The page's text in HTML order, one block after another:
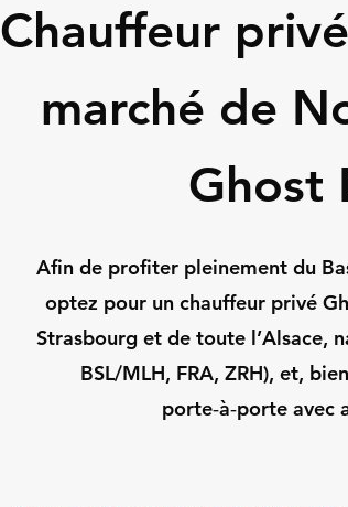
Chauffeur
marché de
Ghost
Afin de profiter pleinement du
optez pour un chauffeur privé
Strasbourg et de toute l’Alsace,
BSL/MLH, FRA, ZRH), et,
porte‑à‑porte avec